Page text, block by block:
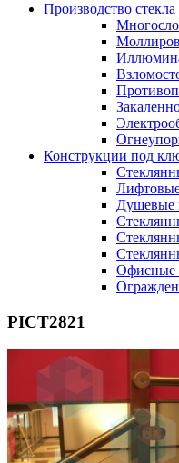
Производство стекла
Конструкции под
Душевые
Офисные
PICT2821